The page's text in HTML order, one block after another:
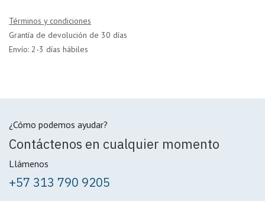
Términos y condiciones
Grantía de devolución de 30 días
Envío: 2-3 días hábiles
¿Cómo podemos ayudar?
Contáctenos en cualquier momento
Llámenos
+57 313 790 9205